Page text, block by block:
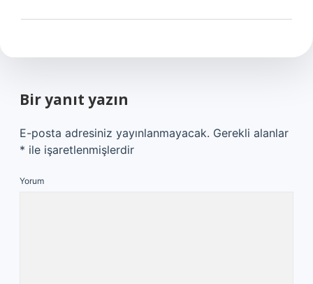
Bir yanıt yazın
E-posta adresiniz yayınlanmayacak. Gerekli alanlar
* ile işaretlenmişlerdir
Yorum